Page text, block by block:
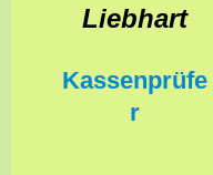
Liebhart
Kassenprüfe
r